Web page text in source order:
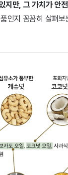
지만, 그 가치가 안
인지 꼼꼼히 살펴보